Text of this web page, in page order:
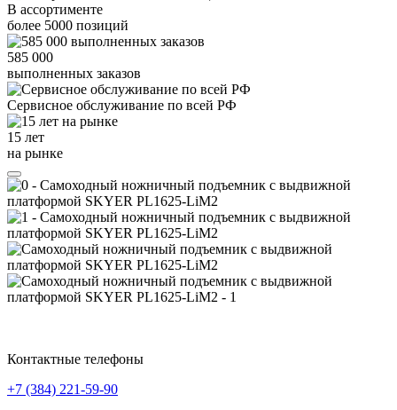
В ассортименте
более 5000 позиций
585 000
выполненных заказов
Сервисное обслуживание по всей РФ
15 лет
на рынке
Контактные телефоны
+7 (384) 221-59-90